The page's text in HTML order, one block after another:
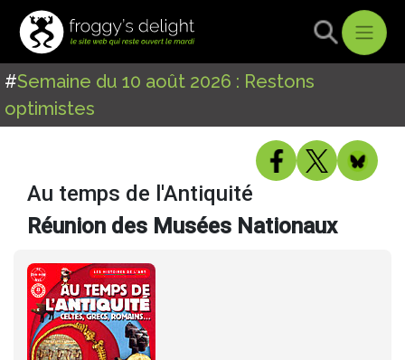
#Semaine du 10 août 2026 : Restons
optimistes
Au temps de l'Antiquité
Réunion des Musées Nationaux